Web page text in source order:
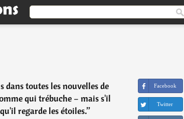
dans toutes les nouvelles de
qui trébuche – mais s'il
regarde les étoiles.”
Facebook
Twitter